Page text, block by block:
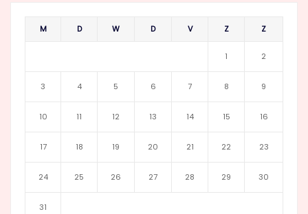
M D W D V Z Z
1 2
3 4 5 6 7 8 9
10 11 12 13 14 15 16
17 18 19 20 21 22 23
24 25 26 27 28 29 30
31